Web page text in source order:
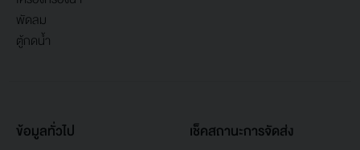
พัดลม
ตู้กดน้ำ
ข้อมูลทั่วไป เช็คสถานะการจัดส่ง